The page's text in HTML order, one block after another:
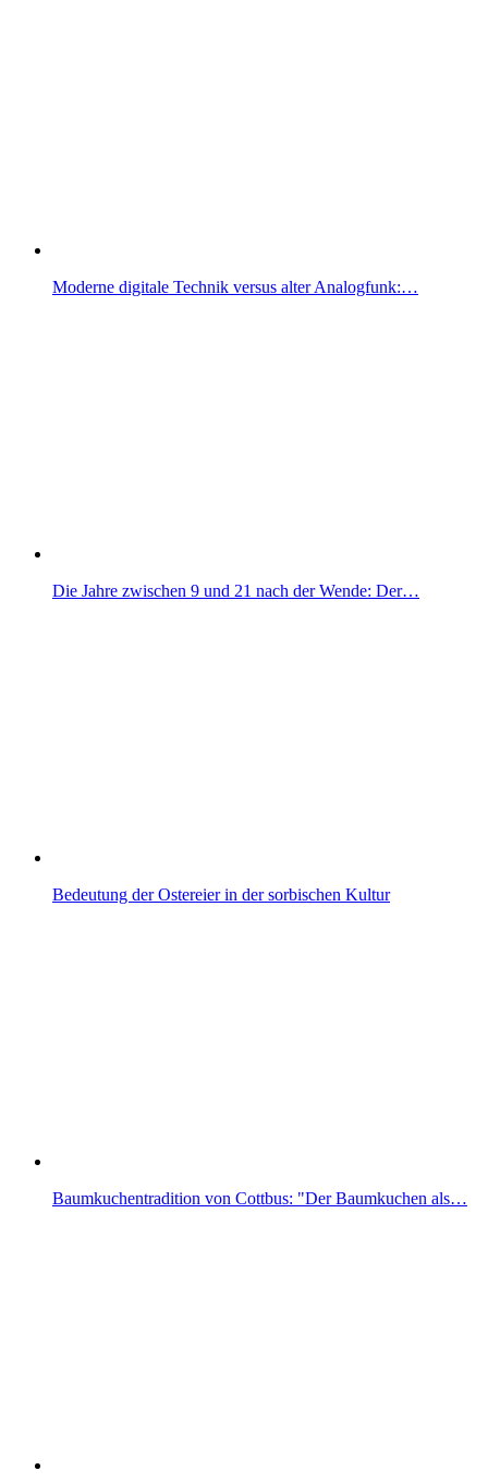
Moderne digitale Technik versus alter Analogfunk:…
Die Jahre zwischen 9 und 21 nach der Wende: Der…
Bedeutung der Ostereier in der sorbischen Kultur
Baumkuchentradition von Cottbus: "Der Baumkuchen als…